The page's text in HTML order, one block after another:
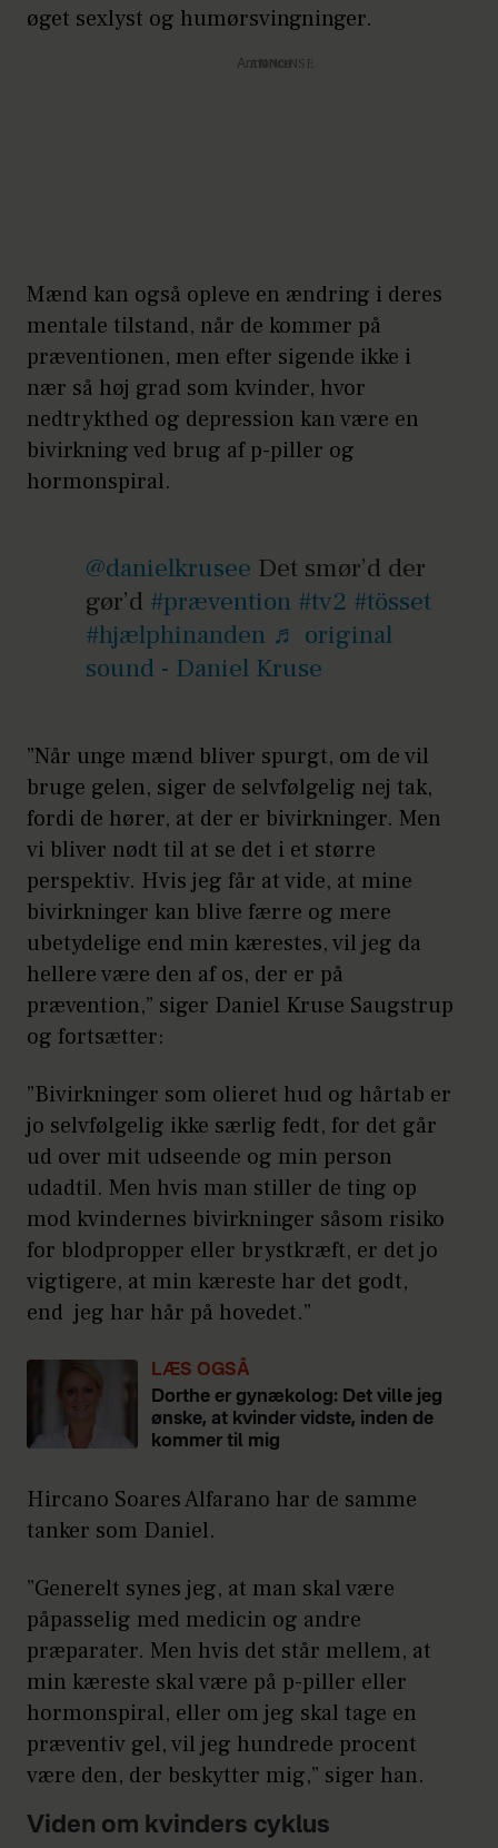
For nogle kunne man allerede
se resultater efter fire ugers
derimod, tager det mellem
otte og ti uger for at få en
mands sædkvalitet op til
normalen igen.
Præventionsformen er derfor,
efter sigende, mere sikker
Bivirkningerne kan være tør
eller olieret hud, hårvækst
eller hårtab, mindsket eller
øget sexlyst og
Kilde:CNN
øget sexlyst og humørsvingninger.
Annonce
Mænd kan også opleve en ændring i deres
mentale tilstand, når de kommer på
præventionen, men efter sigende ikke i
nær så høj grad som kvinder, hvor
nedtrykthed og depression kan være en
bivirkning ved brug af p-piller og
hormonspiral.
@danielkrusee Det smør’d der
gør’d #prævention #tv2 #tösset
#hjælphinanden ♬ original
sound - Daniel Kruse
”Når unge mænd bliver spurgt, om de vil
bruge gelen, siger de selvfølgelig nej tak,
fordi de hører, at der er bivirkninger. Men
vi bliver nødt til at se det i et større
perspektiv. Hvis jeg får at vide, at mine
bivirkninger kan blive færre og mere
ubetydelige end min kærestes, vil jeg da
hellere være den af os, der er på
prævention,” siger Daniel Kruse Saugstrup
og fortsætter:
”Bivirkninger som olieret hud og hårtab er
jo selvfølgelig ikke særlig fedt, for det går
ud over mit udseende og min person
udadtil. Men hvis man stiller de ting op
mod kvindernes bivirkninger såsom risiko
for blodpropper eller brystkræft, er det jo
vigtigere, at min kæreste har det godt,
end jeg har hår på hovedet.”
LÆS OGSÅ
Dorthe er gynækolog: Det ville jeg
ønske, at kvinder vidste, inden de
kommer til mig
Hircano Soares Alfarano har de samme
tanker som Daniel.
”Generelt synes jeg, at man skal være
påpasselig med medicin og andre
præparater. Men hvis det står mellem, at
min kæreste skal være på p-piller eller
hormonspiral, eller om jeg skal tage en
præventiv gel, vil jeg hundrede procent
være den, der beskytter mig,” siger han.
Viden om kvinders cyklus